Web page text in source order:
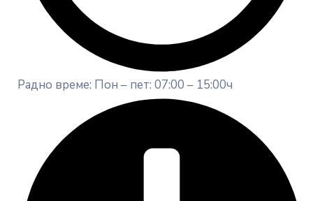
Радно време: Пон – пет: 07:00 – 15:00ч